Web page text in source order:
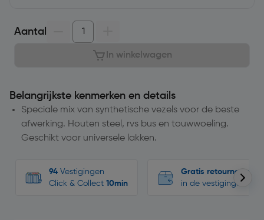
Aantal
In winkelwagen
Belangrijkste kenmerken en details
Speciale mix van synthetische vezels voor de beste
afwerking. Houten steel, rvs bus en touwwoeling.
Geschikt voor universele lakken.
94 Vestigingen
Click & Collect 10min
Gratis retourneren
in de vestigingen